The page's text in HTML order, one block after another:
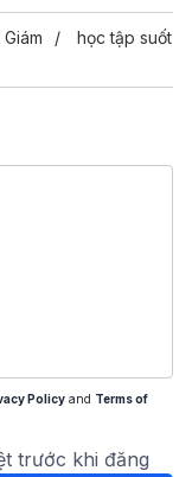
học tập suốt
Policy and Terms of
trước khi đăng